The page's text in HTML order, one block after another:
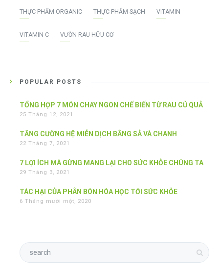
THỰC PHẨM ORGANIC THỰC PHẨM SẠCH VITAMIN
VITAMIN C VƯỜN RAU HỮU CƠ
POPULAR POSTS
TỔNG HỢP 7 MÓN CHAY NGON CHẾ BIẾN TỪ RAU CỦ QUẢ
25 Tháng 12, 2021
TĂNG CƯỜNG HỆ MIỄN DỊCH BẰNG SẢ VÀ CHANH
22 Tháng 7, 2021
7 LỢI ÍCH MÀ GỪNG MANG LẠI CHO SỨC KHỎE CHÚNG TA
29 Tháng 3, 2021
TÁC HẠI CỦA PHÂN BÓN HÓA HỌC TỚI SỨC KHỎE
6 Tháng mười một, 2020